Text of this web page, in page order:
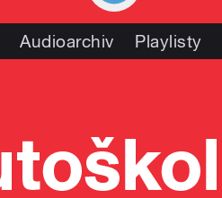
Audioarchiv Playlisty